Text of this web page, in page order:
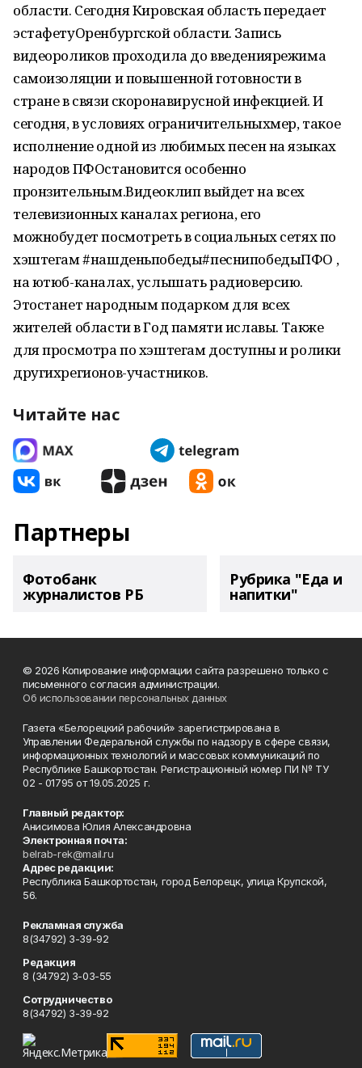
области. Сегодня Кировская область передает
эстафетуОренбургской области. Запись
видеороликов проходила до введениярежима
самоизоляции и повышенной готовности в
стране в связи скоронавирусной инфекцией. И
сегодня, в условиях ограничительныхмер, такое
исполнение одной из любимых песен на языках
народов ПФОстановится особенно
пронзительным.Видеоклип выйдет на всех
телевизионных каналах региона, его
можнобудет посмотреть в социальных сетях по
хэштегам #нашденьпобеды#песнипобедыПФО ,
на ютюб-каналах, услышать радиоверсию.
Этостанет народным подарком для всех
жителей области в Год памяти иславы. Также
для просмотра по хэштегам доступны и ролики
другихрегионов-участников.
Читайте нас
Партнеры
Фотобанк
журналистов РБ
Рубрика "Еда и
напитки"
© 2026 Копирование информации сайта разрешено только с
письменного согласия администрации.
Об использовании персональных данных
Газета «Белорецкий рабочий» зарегистрирована в
Управлении Федеральной службы по надзору в сфере связи,
информационных технологий и массовых коммуникаций по
Республике Башкортостан. Регистрационный номер ПИ № ТУ
02 - 01795 от 19.05.2025 г.
Главный редактор:
Анисимова Юлия Александровна
Электронная почта:
belrab-rek@mail.ru
Адрес редакции:
Республика Башкортостан, город Белорецк, улица Крупской,
56.
Рекламная служба
8(34792) 3-39-92
Редакция
8 (34792) 3-03-55
Сотрудничество
8(34792) 3-39-92